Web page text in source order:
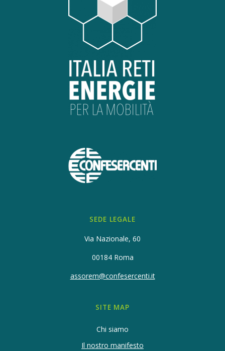
SEDE LEGALE
Via Nazionale, 60
00184 Roma
assorem@confesercenti.it
SITE MAP
Chi siamo
Il nostro manifesto